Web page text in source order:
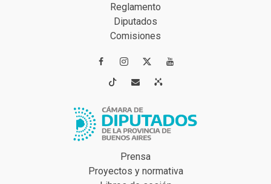
Reglamento
Diputados
Comisiones
 
 
Prensa
Proyectos y normativa